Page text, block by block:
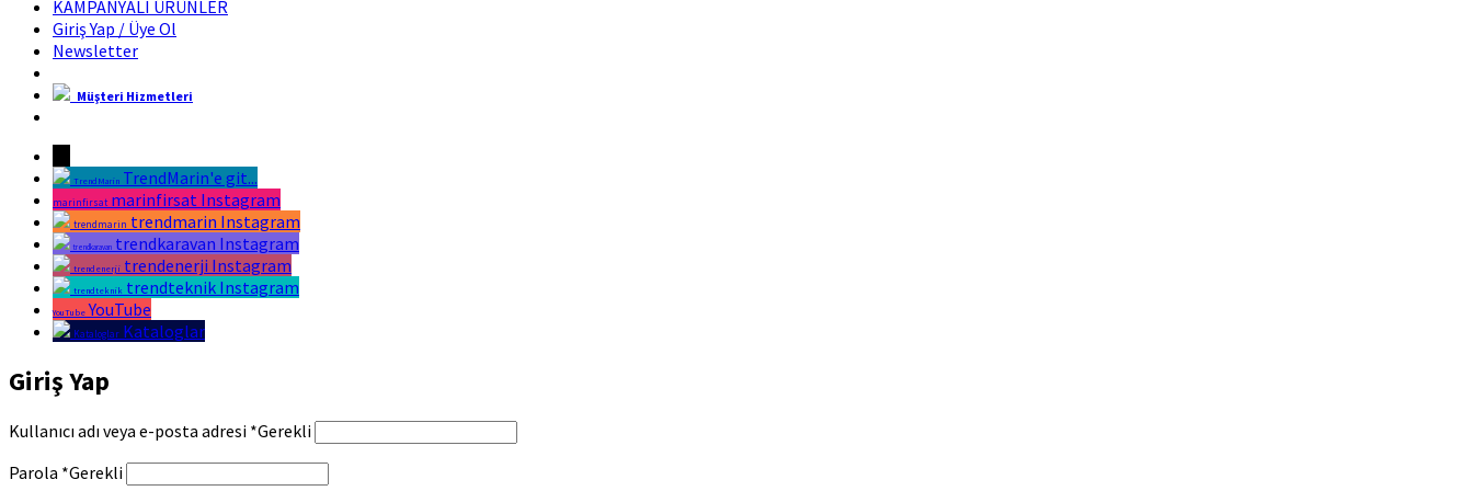
KAMPANYALI ÜRÜNLER
Giriş Yap / Üye Ol
Newsletter
Müşteri Hizmetleri
TrendMarin TrendMarin'e git...
marinfirsat marinfirsat Instagram
trendmarin trendmarin Instagram
trendkaravan trendkaravan Instagram
trendenerji trendenerji Instagram
trendteknik trendteknik Instagram
YouTube YouTube
Kataloglar Kataloglar
Giriş Yap
Kullanıcı adı veya e-posta adresi *Gerekli
Parola *Gerekli